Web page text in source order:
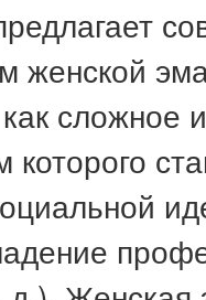
женской
сложное